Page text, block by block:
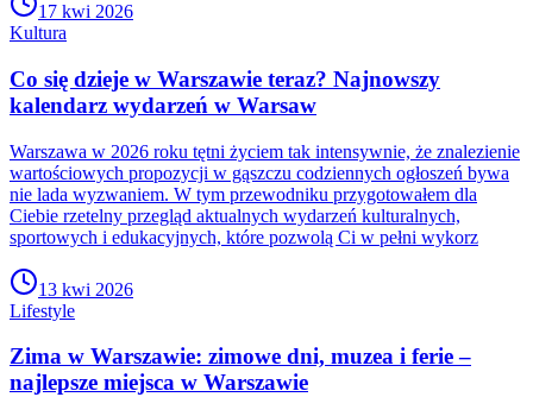
17 kwi 2026
Kultura
Co się dzieje w Warszawie teraz? Najnowszy
kalendarz wydarzeń w Warsaw
Warszawa w 2026 roku tętni życiem tak intensywnie, że znalezienie
wartościowych propozycji w gąszczu codziennych ogłoszeń bywa
nie lada wyzwaniem. W tym przewodniku przygotowałem dla
Ciebie rzetelny przegląd aktualnych wydarzeń kulturalnych,
sportowych i edukacyjnych, które pozwolą Ci w pełni wykorz
13 kwi 2026
Lifestyle
Zima w Warszawie: zimowe dni, muzea i ferie –
najlepsze miejsca w Warszawie